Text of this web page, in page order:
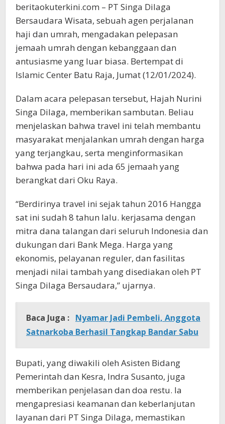
beritaokuterkini.com – PT Singa Dilaga
Bersaudara Wisata, sebuah agen perjalanan
haji dan umrah, mengadakan pelepasan
jemaah umrah dengan kebanggaan dan
antusiasme yang luar biasa. Bertempat di
Islamic Center Batu Raja, Jumat (12/01/2024).
Dalam acara pelepasan tersebut, Hajah Nurini
Singa Dilaga, memberikan sambutan. Beliau
menjelaskan bahwa travel ini telah membantu
masyarakat menjalankan umrah dengan harga
yang terjangkau, serta menginformasikan
bahwa pada hari ini ada 65 jemaah yang
berangkat dari Oku Raya.
“Berdirinya travel ini sejak tahun 2016 Hangga
sat ini sudah 8 tahun lalu. kerjasama dengan
mitra dana talangan dari seluruh Indonesia dan
dukungan dari Bank Mega. Harga yang
ekonomis, pelayanan reguler, dan fasilitas
menjadi nilai tambah yang disediakan oleh PT
Singa Dilaga Bersaudara,” ujarnya.
Baca Juga : Nyamar Jadi Pembeli, Anggota
Satnarkoba Berhasil Tangkap Bandar Sabu
Bupati, yang diwakili oleh Asisten Bidang
Pemerintah dan Kesra, Indra Susanto, juga
memberikan penjelasan dan doa restu. Ia
mengapresiasi keamanan dan keberlanjutan
layanan dari PT Singa Dilaga, memastikan